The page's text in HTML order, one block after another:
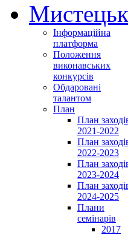
Інформаційна
платформа
Положення
виконавських
конкурсів
Обдаровані
талантом
План
План
2021-2022
План
2022-2023
План
2023-2024
План
2024-2025
Плани
семінарів
2017